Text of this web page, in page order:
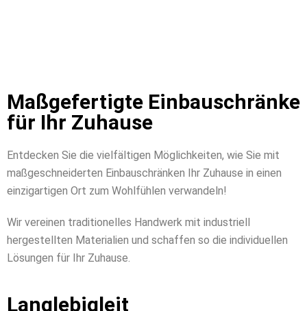
Maßgefertigte Einbauschränke
für Ihr Zuhause
Entdecken Sie die vielfältigen Möglichkeiten, wie Sie mit
maßgeschneiderten Einbauschränken Ihr Zuhause in einen
einzigartigen Ort zum Wohlfühlen verwandeln!
Wir vereinen traditionelles Handwerk mit industriell
hergestellten Materialien und schaffen so die individuellen
Lösungen für Ihr Zuhause.
Langlebigleit